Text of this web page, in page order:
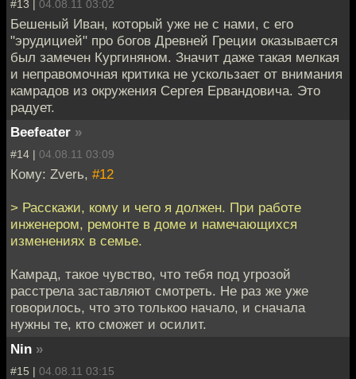
#13 | 04.08.11 03:02
Бешеный Иван, который уже не с нами, с его
"эрудицией" про богов Древней Греции оказывается
был замечен Кургиняном. Значит даже такая мелкая
и неправомочная критика не ускользает от внимания
камрадов из окружения Сергея Ервандовича. Это
радует.
Beefeater »
#14 | 04.08.11 03:09
Кому: Zverь, #12
> Расскажи, кому и чего я должен. При работе
инженером, ремонте в доме и намечающихся
изменениях в семье.
Камрад, такое чувство, что тебя под угрозой
расстрела заставляют смотреть. Не раз же уже
говорилось, что это толькоо начало, и сначала
нужны те, кто сможет и осилит.
Nin »
#15 | 04.08.11 03:15